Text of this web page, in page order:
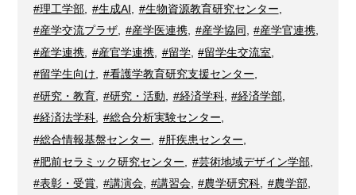
#理工学部
#生成AI #生物資源教育研究センター
#産学交流プラザ
#産学医連携, #産学協同 #産学官連携
#産学連携
#産官学連携, #留学, #留学生交流室
#留学生向け, #看護学教育研究支援センター,
#研究・教育
#研究・活動 #経済学科, #経済学部
#経済法学科, #総合分析実験センター,
#総合情報基盤センター
#肝疾患センター
#肥前セラミック研究センター
#芸術地域デザイン学部,
#表彰・受賞, #講演会, #講習会, #農学研究科, #農学部,